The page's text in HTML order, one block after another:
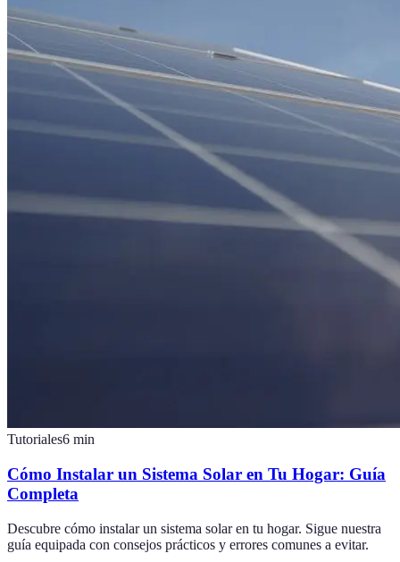
Tutoriales6 min
Cómo Instalar un Sistema Solar en Tu Hogar: Guía
Completa
Descubre cómo instalar un sistema solar en tu hogar. Sigue nuestra
guía equipada con consejos prácticos y errores comunes a evitar.